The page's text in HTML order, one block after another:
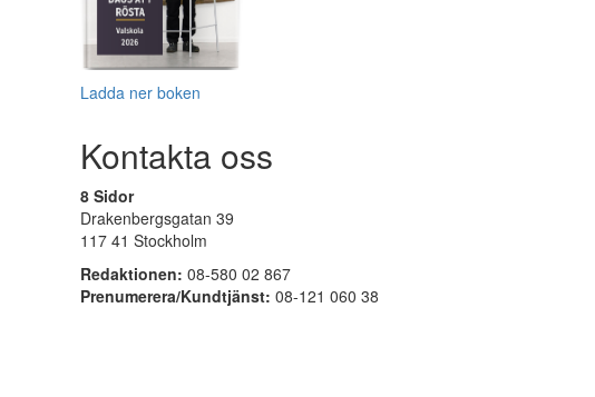
Ladda ner boken
Kontakta oss
8 Sidor
Drakenbergsgatan 39
117 41 Stockholm
Redaktionen: 08-580 02 867
Prenumerera/Kundtjänst: 08-121 060 38